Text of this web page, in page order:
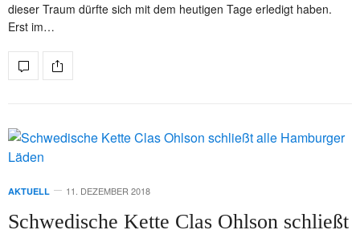
dieser Traum dürfte sich mit dem heutigen Tage erledigt haben.
Erst im…
AKTUELL 11. DEZEMBER 2018
Schwedische Kette Clas Ohlson schließt